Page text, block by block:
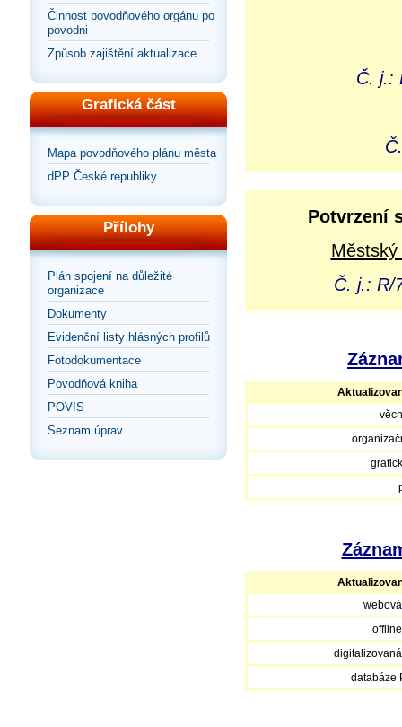
Činnost povodňového orgánu po
povodni
Způsob zajištění aktualizace
Grafická část
Mapa povodňového plánu města
dPP České republiky
Přílohy
Plán spojení na důležité
organizace
Dokumenty
Evidenční listy hlásných profilů
Fotodokumentace
Povodňová kniha
POVIS
Seznam úprav
Č. j.:
Potvrzení
Č. j.: R/
databáze